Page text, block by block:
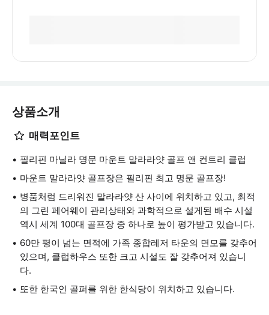
상품소개
매력포인트
필리핀 마닐라 명문 마운트 말라라얏 골프 앤 컨트리 클럽
마운트 말라라얏 골프장은 필리핀 최고 명문 골프장!
병품처럼 드리워진 말라라얏 산 사이에 위치하고 있고, 최적
의 그린 페어웨이 관리상태와 과학적으로 설게된 배수 시설
역시 세계 100대 골프장 중 하나로 높이 평가받고 있습니다.
60만 평이 넘는 면적에 가족 종합레저 타운의 면모를 갖추어
있으며, 클럽하우스 또한 크고 시설도 잘 갖추어져 있습니
다.
또한 한국인 골퍼를 위한 한식당이 위치하고 있습니다.